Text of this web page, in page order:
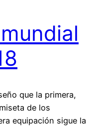
que la primera,
de los
equipación sigue la